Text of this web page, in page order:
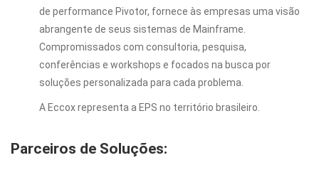
de performance Pivotor, fornece às empresas uma visão
abrangente de seus sistemas de Mainframe.
Compromissados com consultoria, pesquisa,
conferências e workshops e focados na busca por
soluções personalizada para cada problema.
A Eccox representa a EPS no território brasileiro.
Parceiros de Soluções: